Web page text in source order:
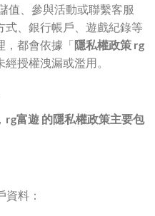
值、參與活動或聯繫客服
式、銀行帳戶、遊戲紀錄等
，都會依據「隱私權政策 rg
授權洩漏或濫用。
rg富遊 的隱私權政策主要包
料：